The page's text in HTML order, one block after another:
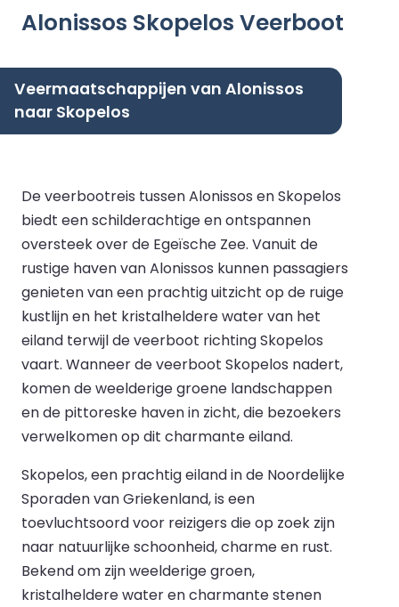
Alonissos Skopelos Veerboot
Veermaatschappijen van Alonissos
naar Skopelos
De veerbootreis tussen Alonissos en Skopelos
biedt een schilderachtige en ontspannen
oversteek over de Egeïsche Zee. Vanuit de
rustige haven van Alonissos kunnen passagiers
genieten van een prachtig uitzicht op de ruige
kustlijn en het kristalheldere water van het
eiland terwijl de veerboot richting Skopelos
vaart. Wanneer de veerboot Skopelos nadert,
komen de weelderige groene landschappen
en de pittoreske haven in zicht, die bezoekers
verwelkomen op dit charmante eiland.
Skopelos, een prachtig eiland in de Noordelijke
Sporaden van Griekenland, is een
toevluchtsoord voor reizigers die op zoek zijn
naar natuurlijke schoonheid, charme en rust.
Bekend om zijn weelderige groen,
kristalheldere water en charmante stenen